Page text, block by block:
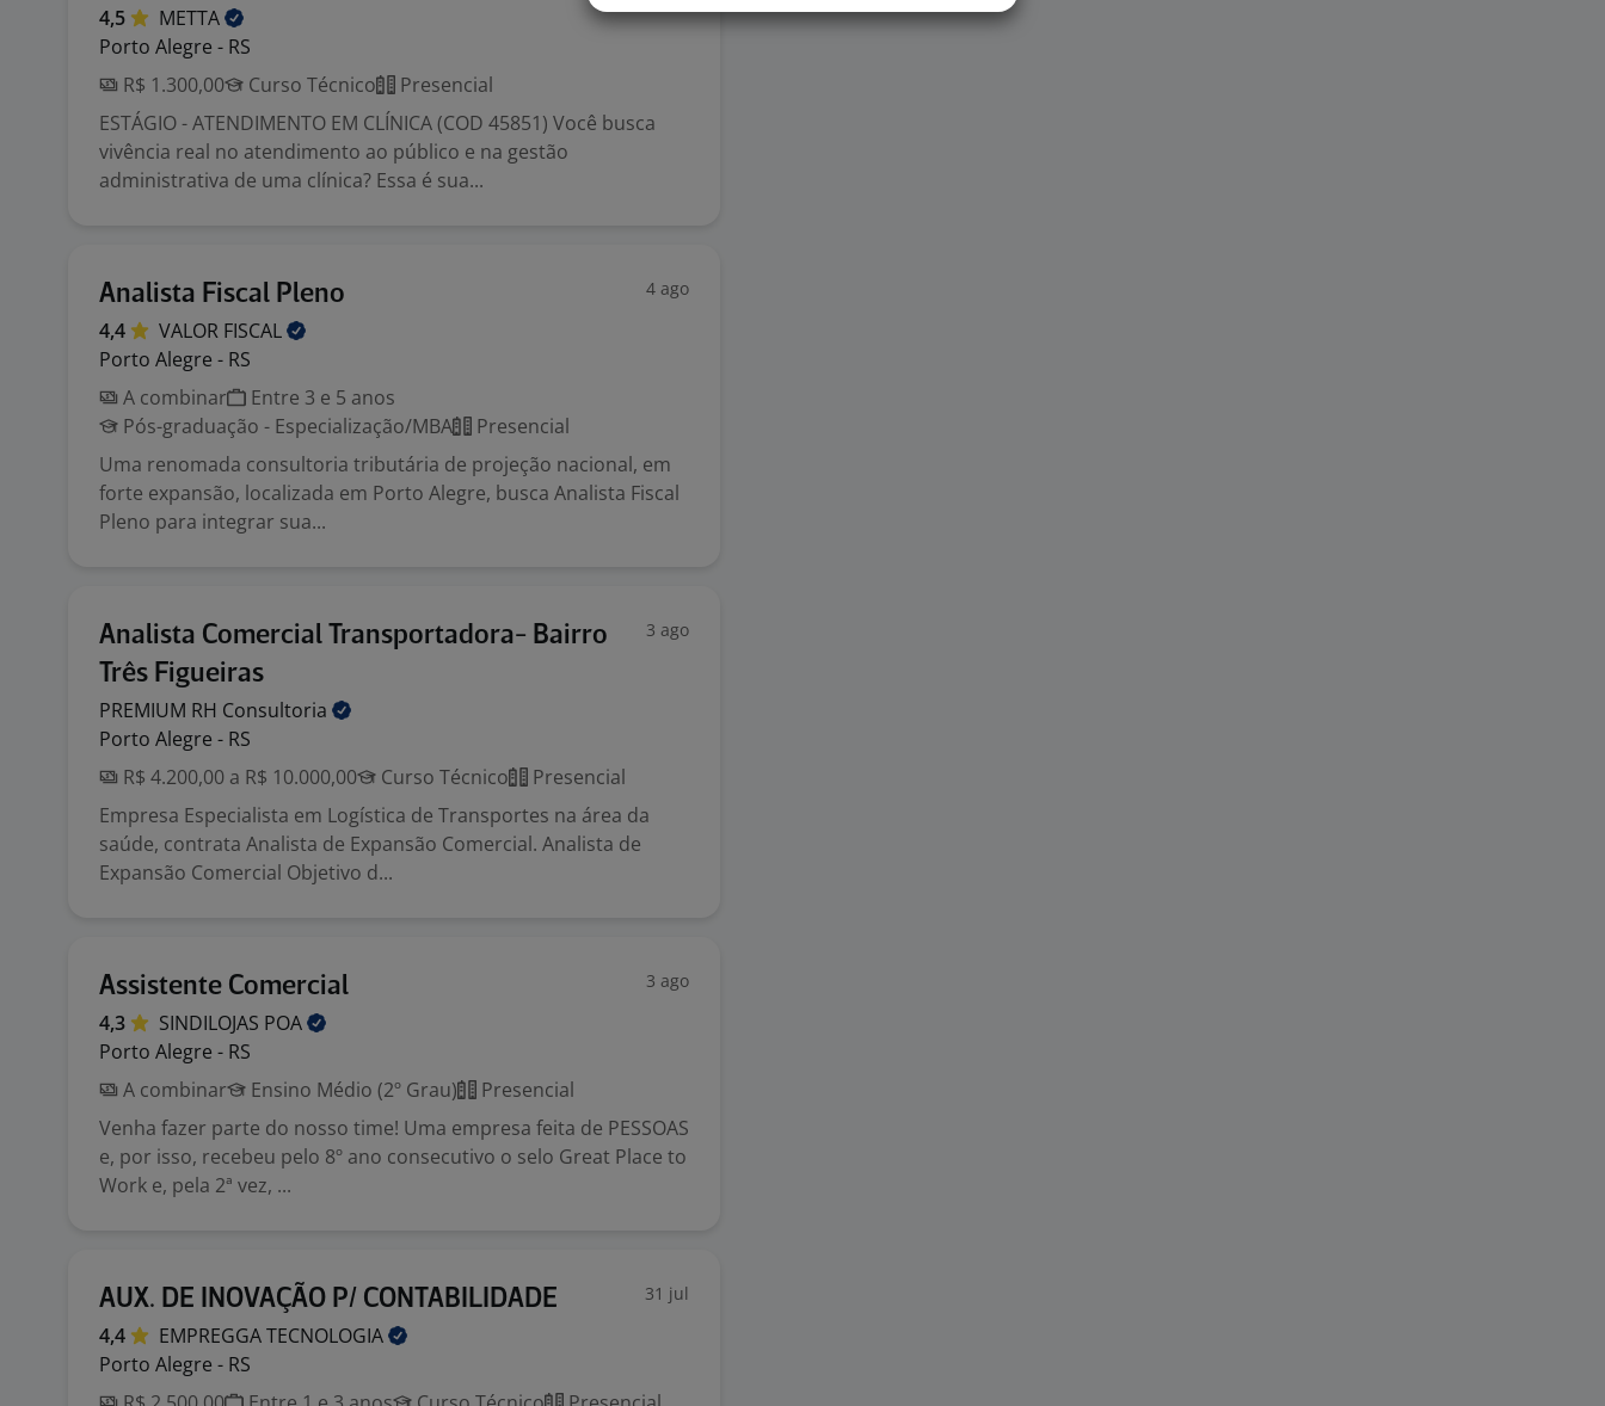
4,5
METTA
Porto Alegre - RS
R$ 1.300,00
Curso Técnico
Presencial
ESTÁGIO - ATENDIMENTO EM CLÍNICA (COD 45851) Você busca
vivência real no atendimento ao público e na gestão
administrativa de uma clínica? Essa é sua...
Analista Fiscal Pleno 4 ago
4,4 VALOR FISCAL
Porto Alegre - RS
A combinar
Entre 3 e 5 anos
Pós-graduação - Especialização/MBA
Presencial
Uma renomada consultoria tributária de projeção nacional, em
forte expansão, localizada em Porto Alegre, busca Analista Fiscal
Pleno para integrar sua...
Analista Comercial Transportadora- Bairro
Três Figueiras
3 ago
PREMIUM RH Consultoria
Porto Alegre - RS
R$ 4.200,00 a R$ 10.000,00
Curso Técnico
Presencial
Empresa Especialista em Logística de Transportes na área da
saúde, contrata Analista de Expansão Comercial. Analista de
Expansão Comercial Objetivo d...
Assistente Comercial 3 ago
4,3 SINDILOJAS POA
Porto Alegre - RS
A combinar
Ensino Médio (2º Grau)
Presencial
Venha fazer parte do nosso time! Uma empresa feita de PESSOAS
e, por isso, recebeu pelo 8º ano consecutivo o selo Great Place to
Work e, pela 2ª vez, ...
AUX. DE INOVAÇÃO P/ CONTABILIDADE 31 jul
4,4 EMPREGGATECNOLOGIA
Porto Alegre - RS